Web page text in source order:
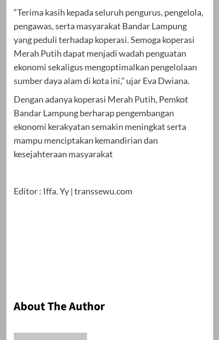
“Terima kasih kepada seluruh pengurus, pengelola,
pengawas, serta masyarakat Bandar Lampung
yang peduli terhadap koperasi. Semoga koperasi
Merah Putih dapat menjadi wadah penguatan
ekonomi sekaligus mengoptimalkan pengelolaan
sumber daya alam di kota ini,” ujar Eva Dwiana.
Dengan adanya koperasi Merah Putih, Pemkot
Bandar Lampung berharap pengembangan
ekonomi kerakyatan semakin meningkat serta
mampu menciptakan kemandirian dan
kesejahteraan masyarakat
Editor : Iffa. Yy | transsewu.com
About The Author